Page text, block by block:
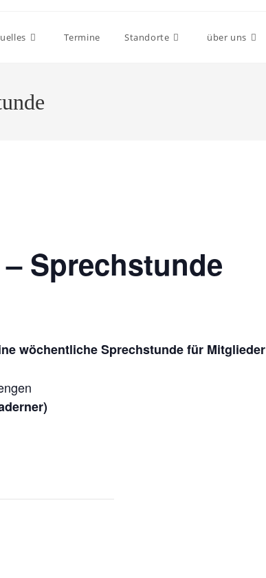
Termine Standorte über uns
Sprechstunde
wöchentliche Sprechstunde für Mitglieder